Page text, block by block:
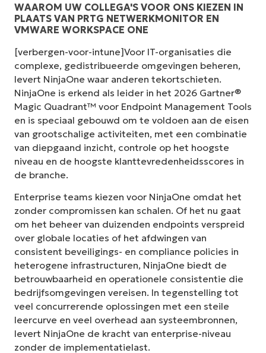
WAAROM UW COLLEGA'S VOOR ONS KIEZEN IN
PLAATS VAN PRTG NETWERKMONITOR EN
VMWARE WORKSPACE ONE
[verbergen-voor-intune]Voor IT-organisaties die
complexe, gedistribueerde omgevingen beheren,
levert NinjaOne waar anderen tekortschieten.
NinjaOne is erkend als leider in het 2026 Gartner®
Magic Quadrant™ voor Endpoint Management Tools
en is speciaal gebouwd om te voldoen aan de eisen
van grootschalige activiteiten, met een combinatie
van diepgaand inzicht, controle op het hoogste
niveau en de hoogste klanttevredenheidsscores in
de branche.
Enterprise teams kiezen voor NinjaOne omdat het
zonder compromissen kan schalen. Of het nu gaat
om het beheer van duizenden endpoints verspreid
over globale locaties of het afdwingen van
consistent beveiligings- en compliance policies in
heterogene infrastructuren, NinjaOne biedt de
betrouwbaarheid en operationele consistentie die
bedrijfsomgevingen vereisen. In tegenstelling tot
veel concurrerende oplossingen met een steile
leercurve en veel overhead aan systeembronnen,
levert NinjaOne de kracht van enterprise-niveau
zonder de implementatielast.